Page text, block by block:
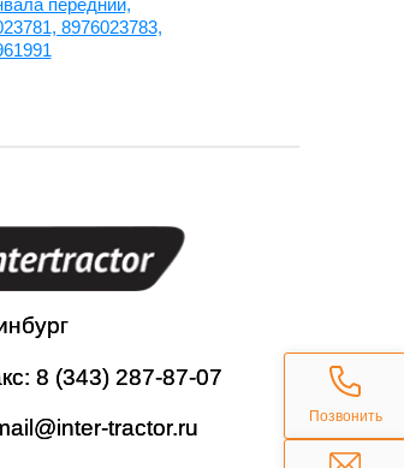
передний,
8976023783,
8 (343) 287-87-07
tractor.ru Позвонить